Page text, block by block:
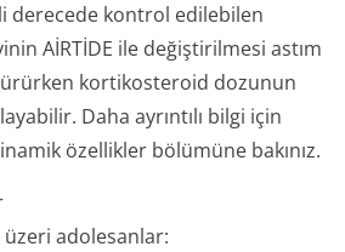
derecede kontrol edilebilen
AİRTİDE ile değiştirilmesi astım
kortikosteroid dozunun
Daha ayrıntılı bilgi için
özellikler bölümüne bakınız.
üzeri adolesanlar: